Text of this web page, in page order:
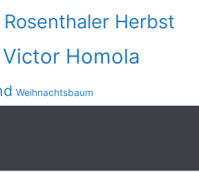
Rosenthaler Herbst
Victor Homola
Weihnachtsbaum